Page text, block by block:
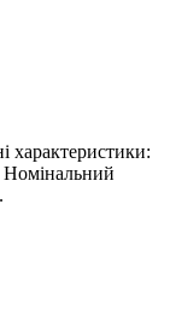
характеристики: